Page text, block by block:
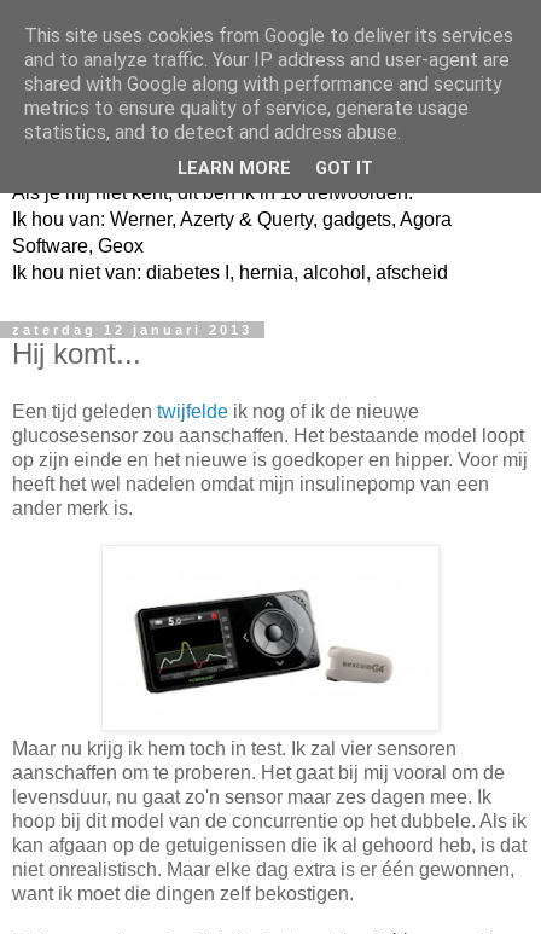
Jangeox' blog
Als je mij niet kent, dit ben ik in 10 trefwoorden.
Ik hou van: Werner, Azerty & Querty, gadgets, Agora
Software, Geox
Ik hou niet van: diabetes I, hernia, alcohol, afscheid
zaterdag 12 januari 2013
Hij komt...
Een tijd geleden twijfelde ik nog of ik de nieuwe
glucosesensor zou aanschaffen. Het bestaande model loopt
op zijn einde en het nieuwe is goedkoper en hipper. Voor mij
heeft het wel nadelen omdat mijn insulinepomp van een
ander merk is.
Maar nu krijg ik hem toch in test. Ik zal vier sensoren
aanschaffen om te proberen. Het gaat bij mij vooral om de
levensduur, nu gaat zo'n sensor maar zes dagen mee. Ik
hoop bij dit model van de concurrentie op het dubbele. Als ik
kan afgaan op de getuigenissen die ik al gehoord heb, is dat
niet onrealistisch. Maar elke dag extra is er één gewonnen,
want ik moet die dingen zelf bekostigen.
This site uses cookies from Google to deliver its services
and to analyze traffic. Your IP address and user-agent are
shared with Google along with performance and security
metrics to ensure quality of service, generate usage
statistics, and to detect and address abuse.
LEARN MORE GOT IT